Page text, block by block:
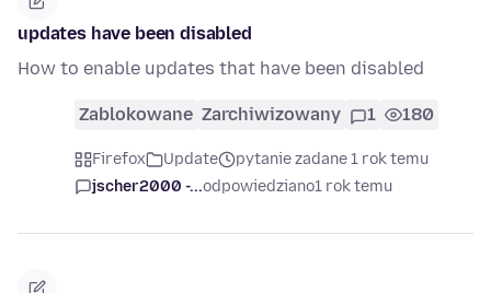
updates have been disabled
How to enable updates that have been disabled
Zablokowane Zarchiwizowany 1 180
Firefox Update
pytanie zadane 1 rok temu
jscher2000 -...odpowiedziano1 rok temu